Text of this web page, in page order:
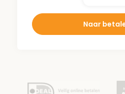
Philips
Naar